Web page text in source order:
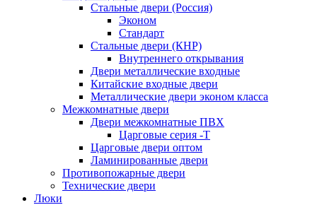
Стальные двери (Россия)
Эконом
Стандарт
Стальные двери (КНР)
Внутреннего открывания
Двери металлические входные
Китайские входные двери
Металлические двери эконом класса
Межкомнатные двери
Двери межкомнатные ПВХ
Царговые серия -Т
Царговые двери оптом
Ламинированные двери
Противопожарные двери
Технические двери
Люки